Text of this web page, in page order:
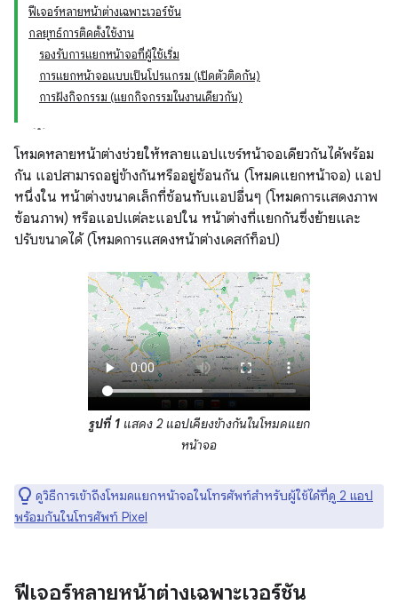
ฟีเจอร์หลายหน้าต่างเฉพาะเวอร์ชัน
กลยุทธ์การติดตั้งใช้งาน
รองรับการแยกหน้าจอที่ผู้ใช้เริ่ม
การแยกหน้าจอแบบเป็นโปรแกรม (เปิดตัวติดกัน)
การฝังกิจกรรม (แยกกิจกรรมในงานเดียวกัน)
โหมดหลายหน้าต่างช่วยให้หลายแอปแชร์หน้าจอเดียวกันได้พร้อม
กัน แอปสามารถอยู่ข้างกันหรืออยู่ซ้อนกัน (โหมดแยกหน้าจอ) แอป
หนึ่งใน หน้าต่างขนาดเล็กที่ซ้อนทับแอปอื่นๆ (โหมดการแสดงภาพ
ซ้อนภาพ) หรือแอปแต่ละแอปใน หน้าต่างที่แยกกันซึ่งย้ายและ
ปรับขนาดได้ (โหมดการแสดงหน้าต่างเดสก์ท็อป)
รูปที่ 1แสดง 2 แอปเคียงข้างกันในโหมดแยก
หน้าจอ
ดูวิธีการเข้าถึงโหมดแยกหน้าจอในโทรศัพท์สำหรับผู้ใช้ได้ที่ดู 2 แอป
พร้อมกันในโทรศัพท์ Pixel
ฟีเจอร์หลายหน้าต่างเฉพาะเวอร์ชัน